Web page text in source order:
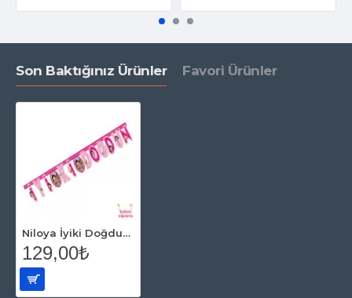
Son Baktığınız Ürünler Favori Ürünler
Niloya İyiki Doğdun Uzar Süs Flama
129,00₺